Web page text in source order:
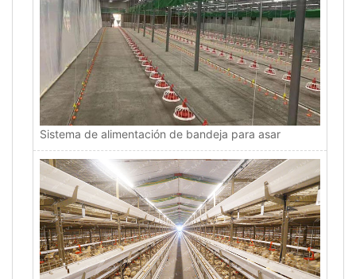
Sistema de alimentación de bandeja para asar